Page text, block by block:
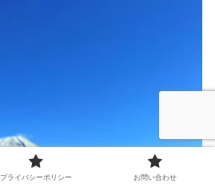
プライバシーポリシー お問い合わせ